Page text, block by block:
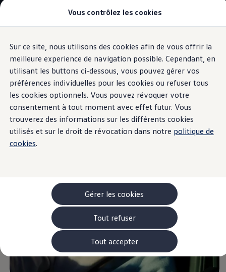
Vous contrôlez les cookies
Sur ce site, nous utilisons des cookies afin de vous offrir la
meilleure experience de navigation possible. Cependant, en
utilisant les buttons ci-dessous, vous pouvez gérer vos
préférences individuelles pour les cookies ou refuser tous
les cookies optionnels. Vous pouvez révoquer votre
consentement à tout moment avec effet futur. Vous
trouverez des informations sur les différents cookies
utilisés et sur le droit de révocation dans notre politique de
cookies.
Tout accepter
Tout refuser
Gérer les cookies
Aller au
contenu
principal
Aller
au
pied
de
page
Modèles et configurateur
Offres pour particuliers
ID. Polo
ID.3 Neo
T-Roc
T-Cross
Taigo
Golf
Tiguan
Tayron
ID.3 GTX FIRE+ICE
Brochure promotionelle
Véhicules en stock
Véhicules d'occasions
-> Volkswagen Financial Services (Leasing)
Listes de prix
Rouler en électrique
Nos véhicules hybrides
Recharge & autonomie
Comment payer ?
Où recharger ?
L’intelligence
artificielleà bord